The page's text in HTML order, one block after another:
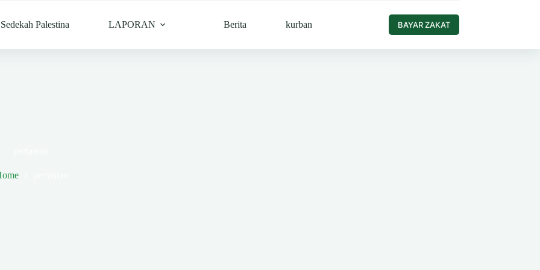
Sedekah Palestina LAPORAN Berita kurban BAYAR ZAKAT